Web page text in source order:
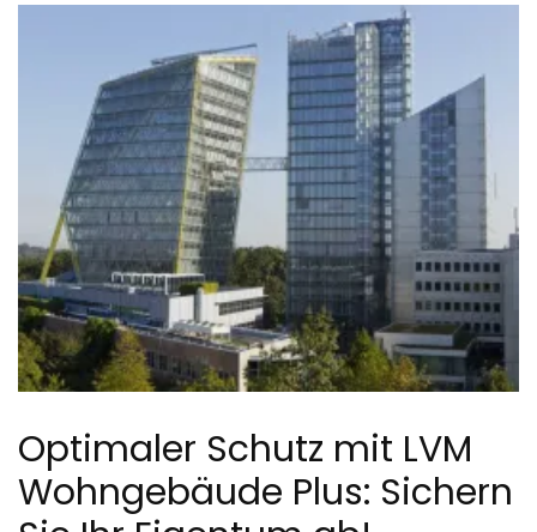
Optimaler Schutz mit LVM
Wohngebäude Plus: Sichern